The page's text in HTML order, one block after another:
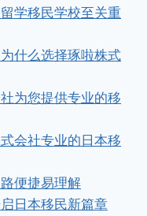
学移民学校至关重
什么选择琢啦株式
为您提供专业的移
会社专业的日本移
便捷易理解
日本移民新篇章